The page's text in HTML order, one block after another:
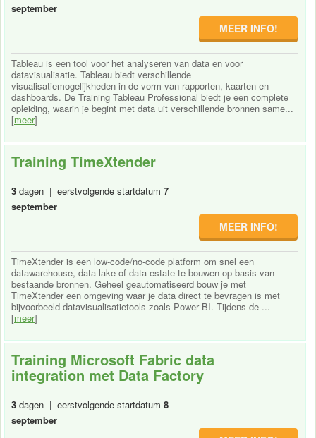
september
MEER INFO!
Tableau is een tool voor het analyseren van data en voor
datavisualisatie. Tableau biedt verschillende
visualisatiemogelijkheden in de vorm van rapporten, kaarten en
dashboards. De Training Tableau Professional biedt je een complete
opleiding, waarin je begint met data uit verschillende bronnen same...
[meer]
Training TimeXtender
3 dagen | eerstvolgende startdatum 7
september
MEER INFO!
TimeXtender is een low-code/no-code platform om snel een
datawarehouse, data lake of data estate te bouwen op basis van
bestaande bronnen. Geheel geautomatiseerd bouw je met
TimeXtender een omgeving waar je data direct te bevragen is met
bijvoorbeeld datavisualisatietools zoals Power BI. Tijdens de ...
[meer]
Training Microsoft Fabric data
integration met Data Factory
3 dagen | eerstvolgende startdatum 8
september